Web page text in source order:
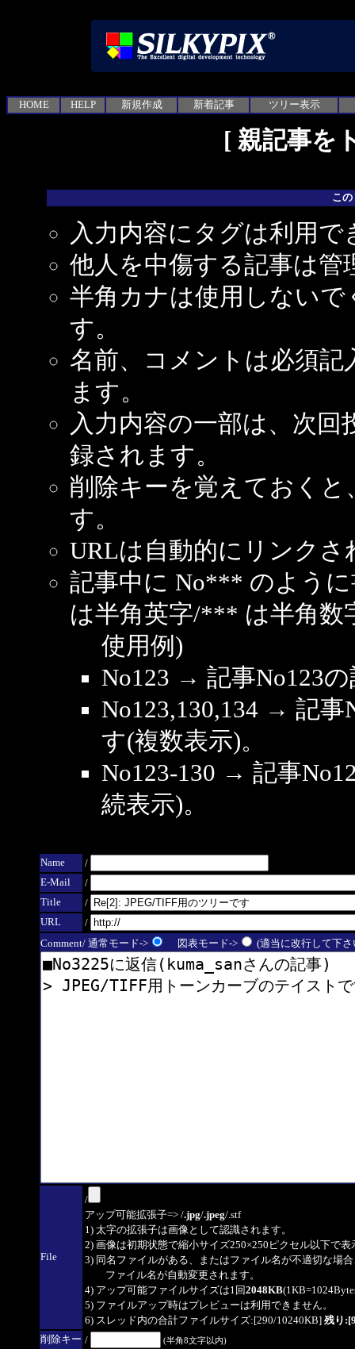
HOME HELP 新規作成 新着記事 ツリー表示
[ 親記事を
こ
入力内容にタグは利用で
他人を中傷する記事は管
半角カナは使用しない
す。
名前、コメントは必須
ます。
入力内容の一部は、次
録されます。
削除キーを覚えておく
す。
URLは自動的にリンクさ
記事中に No*** のよう
は半角英字/*** は半角数
使用例)
No123 → 記事No123
No123,130,134 → 記
す(複数表示)。
No123-130 → 記事
続表示)。
Name
/
E-Mail
/
Title
/
URL
/
Comment/ 通常モード->
図表モード-> (適当に改行して下
File
/
アップ可能拡張子=> /.jpg/.jpeg/.stf
1) 太字の拡張子は画像として認識されます。
2) 画像は初期状態で縮小サイズ250×250ピクセル以下で表
3) 同名ファイルがある、またはファイル名が不適切な場
ファイル名が自動変更されます。
4) アップ可能ファイルサイズは1回2048KB
5) ファイルアップ時はプレビューは利用できません。
6) スレッド内の合計ファイルサイズ:[290/10240KB] 残り
削除キー / (半角8文字以内)